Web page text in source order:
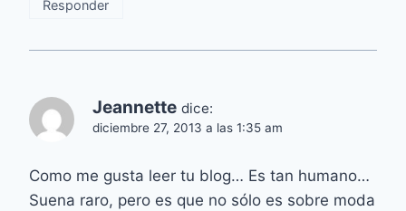
Responder
Jeannette dice:
diciembre 27, 2013 a las 1:35 am
Como me gusta leer tu blog… Es tan humano…
Suena raro, pero es que no sólo es sobre moda